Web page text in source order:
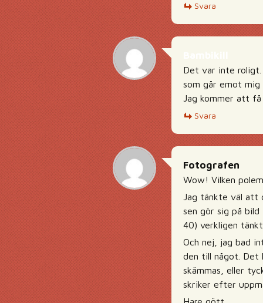
Svara
Det var inte roligt.
som går emot
Jag kommer att få
Svara
Fotografen
Wow! Vilken
Jag tänkte väl att
sen gör sig på
40) verkligen
Och nej, jag bad
den till något. Det
skämmas, eller
skriker efter